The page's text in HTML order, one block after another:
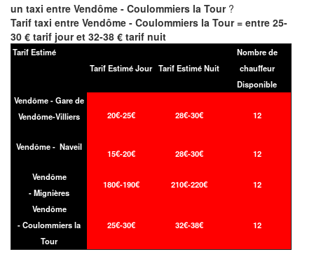
un taxi entre Vendôme - Coulommiers la Tour?
Tarif taxi entre Vendôme - Coulommiers la Tour = entre 25-
30 € tarif jour et 32-38 € tarif nuit
Tarif Estimé
Tarif Estimé Jour Tarif Estimé Nuit
Nombre de
chauffeur
Disponible
Vendôme - Gare de
Vendôme-Villiers
20€-25€ 28€-30€ 12
Vendôme - Naveil
15€-20€ 28€-30€ 12
Vendôme
- Mignières
180€-190€ 210€-220€ 12
Vendôme
- Coulommiers la
Tour
25€-30€ 32€-38€ 12